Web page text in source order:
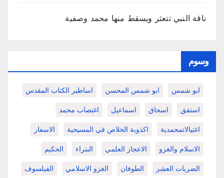
ناقة النبي تتعثر ويسقط منها محمد وصفية
وسوم
ابو شمس ابو شمس المحسن اساطير الكتاب المقدس
استفق اسحاق اسماعيل اغتصاب محمد
اغتيالاتمحمدية اكذوبة الخلاص في المسيحية الاسفار
الاسلام والغزو الاعجاز العلمي البتراء الحكيم
الضربات العشر الطوفان الغزو الاسلامي الفيلسوف